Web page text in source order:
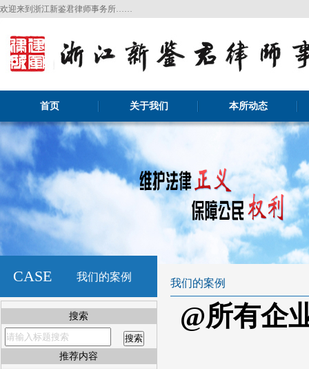
欢迎来到浙江新鉴君律师事务所……
首页 关于我们 本所动态
CASE 我们的案例
搜索
推荐内容
我们的案例
@所有企